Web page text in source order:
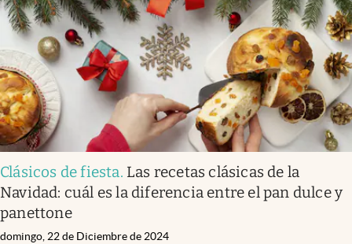
Clásicos de fiesta. Las recetas clásicas de la
Navidad: cuál es la diferencia entre el pan dulce y
panettone
domingo, 22 de Diciembre de 2024